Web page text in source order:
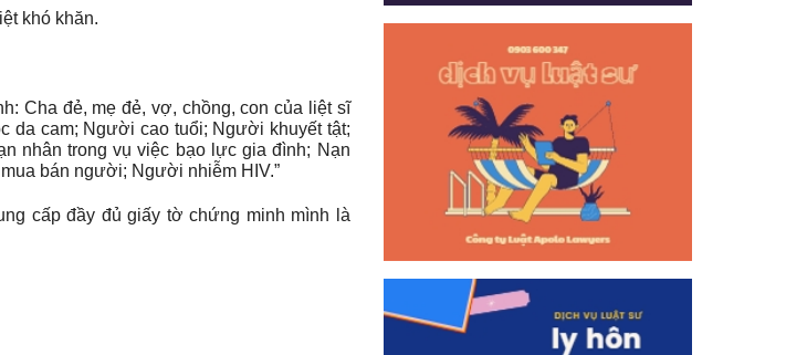
khó khăn.
Cha đẻ, mẹ đẻ, vợ, chồng, con của liệt sĩ
da cam; Người cao tuổi; Người khuyết tật;
nhân trong vụ việc bạo lực gia đình; Nạn
bán người; Người nhiễm HIV.”
cấp đầy đủ giấy tờ chứng minh mình là